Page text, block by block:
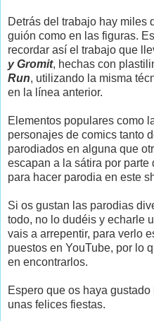
Detrás del trabajo hay miles
guión como en las figuras.
recordar así el trabajo que
y Gromit, hechas con
Run, utilizando la misma
en la línea anterior.
Elementos populares como
personajes de comics tanto
parodiados en alguna que
escapan a la sátira por
para hacer parodia en este
Si os gustan las parodias
todo, no lo dudéis y echarle
vais a arrepentir, para verlo
puestos en YouTube, por lo
en encontrarlos.
Espero que os haya
unas felices fiestas.